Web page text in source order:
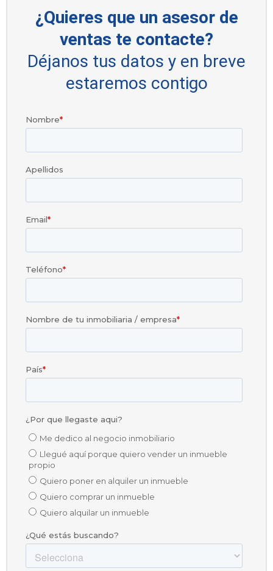
¿Quieres que un asesor de
ventas te contacte?
Déjanos tus datos y en breve
estaremos contigo